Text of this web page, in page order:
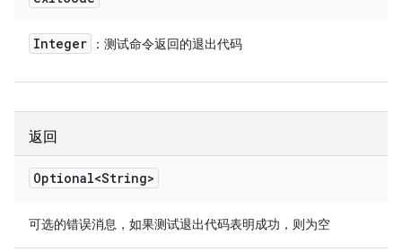
Integer ：测试命令返回的退出代码
返回
Optional<String>
可选的错误消息，如果测试退出代码表明成功，则为空